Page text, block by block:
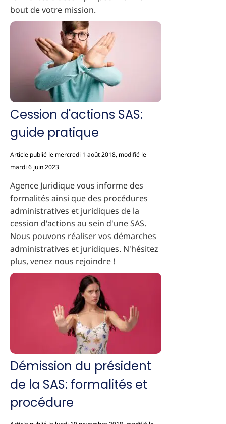
bout de votre mission.
Cession d'actions SAS:
guide pratique
Article publié le mercredi 1 août 2018, modifié le
mardi 6 juin 2023
Agence Juridique vous informe des
formalités ainsi que des procédures
administratives et juridiques de la
cession d'actions au sein d'une SAS.
Nous pouvons réaliser vos démarches
administratives et juridiques. N'hésitez
plus, venez nous rejoindre !
Démission du président
de la SAS: formalités et
procédure